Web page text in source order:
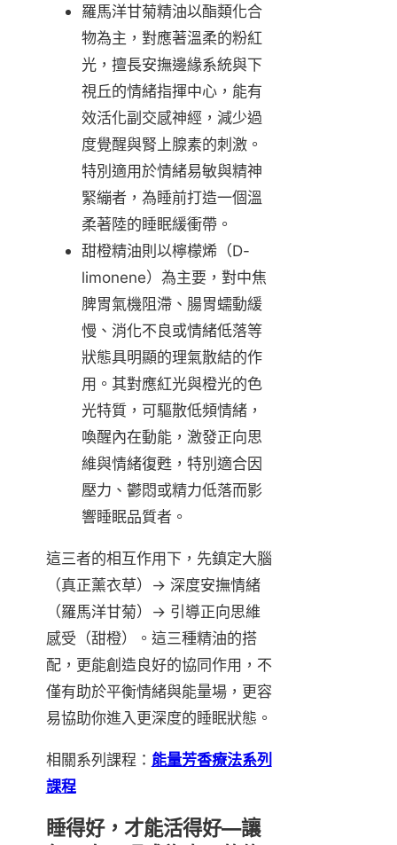
羅馬洋甘菊精油以酯類化合
物為主，對應著溫柔的粉紅
光，擅長安撫邊緣系統與下
視丘的情緒指揮中心，能有
效活化副交感神經，減少過
度覺醒與腎上腺素的刺激。
特別適用於情緒易敏與精神
緊繃者，為睡前打造一個溫
柔著陸的睡眠緩衝帶。
甜橙精油則以檸檬烯（D-
limonene）為主要，對中焦
脾胃氣機阻滯、腸胃蠕動緩
慢、消化不良或情緒低落等
狀態具明顯的理氣散結的作
用。其對應紅光與橙光的色
光特質，可驅散低頻情緒，
喚醒內在動能，激發正向思
維與情緒復甦，特別適合因
壓力、鬱悶或精力低落而影
響睡眠品質者。
這三者的相互作用下，先鎮定大腦
（真正薰衣草）→ 深度安撫情緒
（羅馬洋甘菊）→ 引導正向思維
感受（甜橙）。這三種精油的搭
配，更能創造良好的協同作用，不
僅有助於平衡情緒與能量場，更容
易協助你進入更深度的睡眠狀態。
相關系列課程： 能量芳香療法系列
課程
睡得好，才能活得好—讓